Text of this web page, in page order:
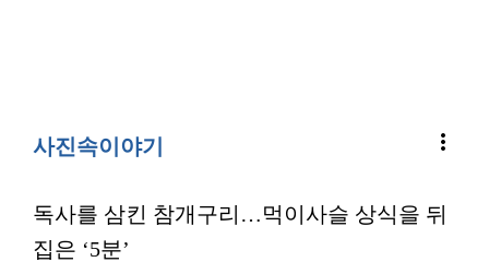
사진속이야기 more_vert
독사를 삼킨 참개구리…먹이사슬 상식을 뒤
집은 ‘5분’